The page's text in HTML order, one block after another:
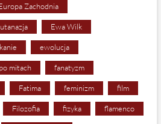
Zachodnia
Ewa Wilk
ewolucja
mitach fanatyzm
Fatima feminizm film
Filozofia fizyka flamenco